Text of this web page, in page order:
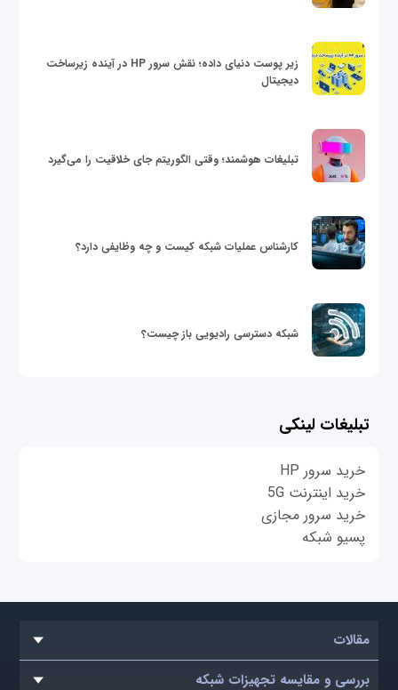
زیر پوست دنیای داده؛ نقش سرور HP در آینده زیرساخت
دیجیتال
تبلیغات هوشمند؛ وقتی الگوریتم جای خلاقیت را می‌گیرد
کارشناس عملیات شبکه کیست و چه وظایفی دارد؟
شبکه دسترسی رادیویی باز چیست؟
تبلیغات لینکی
خرید سرور HP
خرید اینترنت 5G
خرید سرور مجازی
پسیو شبکه
مقالات
بررسی و مقایسه تجهیزات شبکه